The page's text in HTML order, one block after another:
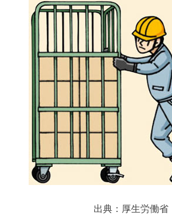
出典：厚生労働省